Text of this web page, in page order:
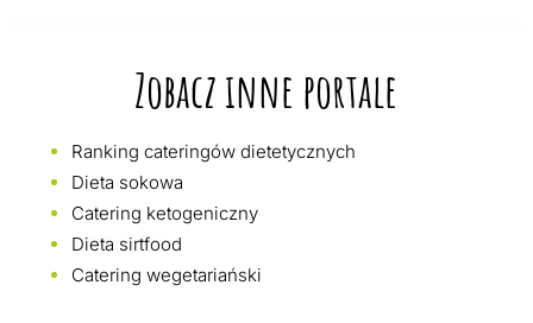
Zobacz inne portale
Ranking cateringów dietetycznych
Dieta sokowa
Catering ketogeniczny
Dieta sirtfood
Catering wegetariański